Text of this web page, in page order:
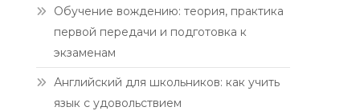
Обучение вождению: теория, практика
первой передачи и подготовка к
экзаменам
Английский для школьников: как учить
язык с удовольствием